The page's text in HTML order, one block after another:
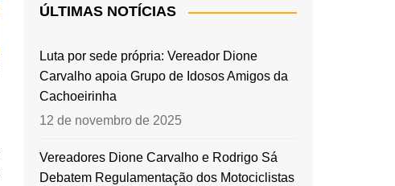
ÚLTIMAS NOTÍCIAS
Luta por sede própria: Vereador Dione
Carvalho apoia Grupo de Idosos Amigos da
Cachoeirinha
12 de novembro de 2025
Vereadores Dione Carvalho e Rodrigo Sá
Debatem Regulamentação dos Motociclistas